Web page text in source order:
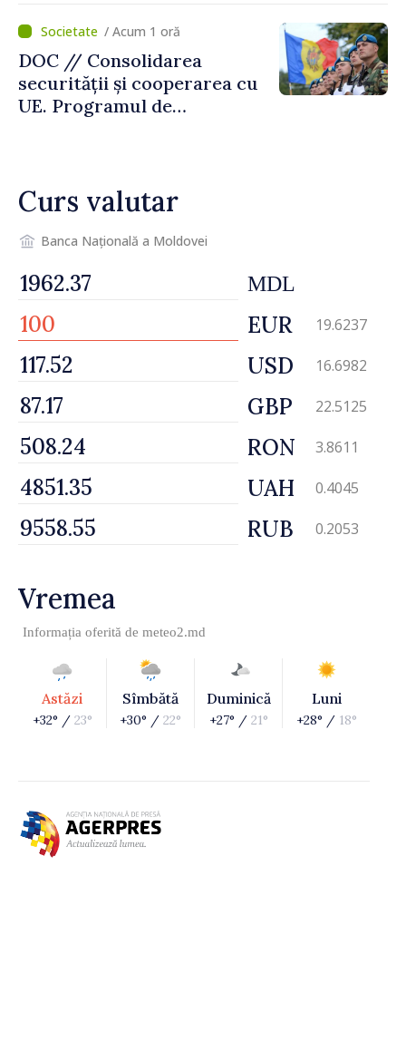
/ Acum 1 oră
DOC // Consolidarea
securității și cooperarea cu
UE. Programul de
publicat în Monitorul Oficial
Curs valutar
Banca Națională a Moldovei
MDL
EUR 19.6237
USD 16.6982
GBP 22.5125
RON 3.8611
UAH 0.4045
RUB 0.2053
Vremea
Informația oferită de meteo2.md
Astăzi
+32° / 23°
Sîmbătă
+30° / 22°
Duminică
+27° / 21°
Luni
+28° / 18°